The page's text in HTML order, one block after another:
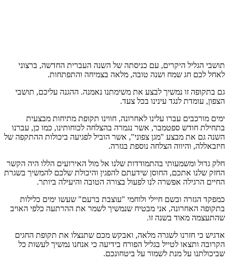
תושבי הגליל היקרים, עם כניסתה של השנה העברית החדשה, ברצוני
לאחל לכם חג שמח ושנה טובה, מלאה בצמיחה והתפתחות.
גם בתקופה זו נמשיך לבצע את משימתנו נאמנה. ההגנה עליכם, תושבי
הצפון, עומדת לנגד עינינו בכל צעד.
ימים מורכבים עברו עלינו לאחרונה, חווינו תקופת מתיחות מבצעית
בתחילת חודש ספטמבר, אשר נגמרה בהצלחה לכוחותינו, כמו כן, עברנו
השנה גם את מבצע "מגן צפוני", אשר הוביל לפגיעה ביכולות ההתקפה של
חיזבאללה, והיווה הצלחה נוספת בגזרה.
חלק גדול ומשמעותי בהתמודדות שלנו אל מול האירועים הללו היה הקשר
החזק שלנו אתכם, החוסן שידעתם להפגין והיכולת שלכם להמשיך בשגרת
החיים הרגילה אפשרה לנו לפעול בצורה הטובה והיעילה ביותר.
כמפקד הגזרה ובשם חיילי ולוחמי "עוצבת ברעם" שעשו ימים כלילות
בתקופה האחרונה, אני מבטיח שנמשיך לשמר את ההרתעה כלפי האויב
שהתעצמה מאוד בשנה זו.
אדגיש כי חזרנו לשגרה מלאה, ואבקש מכם שתנצלו את תקופת החגים
הקרובה ותצאו לטייל בגליל הפורח בידיעה כי אנחנו נמשיך לעשות כל
שביכולתנו על מנת לשמור על ביטחונכם.